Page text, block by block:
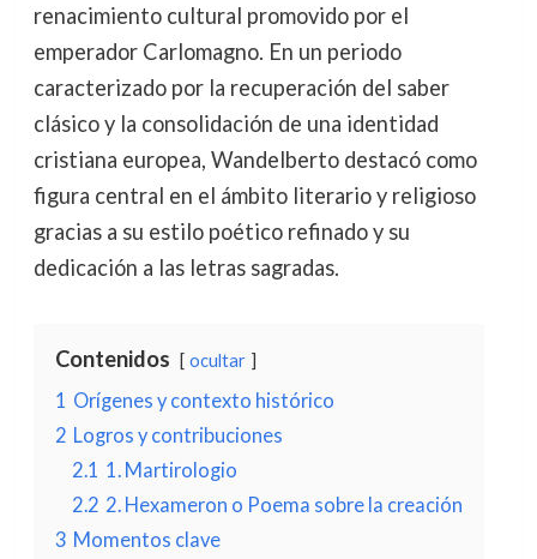
renacimiento cultural promovido por el
emperador Carlomagno. En un periodo
caracterizado por la recuperación del saber
clásico y la consolidación de una identidad
cristiana europea, Wandelberto destacó como
figura central en el ámbito literario y religioso
gracias a su estilo poético refinado y su
dedicación a las letras sagradas.
Contenidos ocultar
1 Orígenes y contexto histórico
2 Logros y contribuciones
2.1 1. Martirologio
2.2 2. Hexameron o Poema sobre la creación
3 Momentos clave